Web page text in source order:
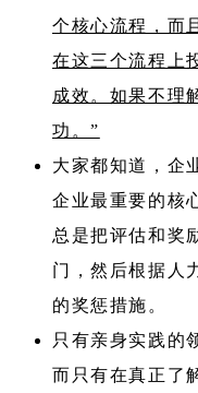
个核心流程，而
在这三个流程上
成效。如果不理
功。”
大家都知道，企
企业最重要的核
总是把评估和奖
门，然后根据人
的奖惩措施。
只有亲身实践的
而只有在真正了